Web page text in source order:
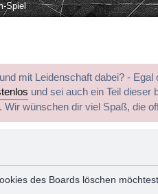
Spiel
mit Leidenschaft dabei? -
und sei auch ein Teil dieser
. Wir wünschen dir viel Spaß, die
des Boards löschen